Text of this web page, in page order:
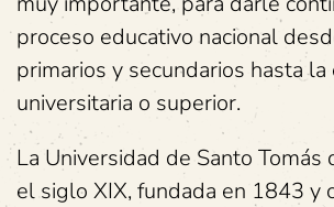
proceso educativo nacional
primarios y secundarios hasta la
universitaria o superior.
La Universidad de Santo Tomás
el siglo XIX, fundada en 1843 y